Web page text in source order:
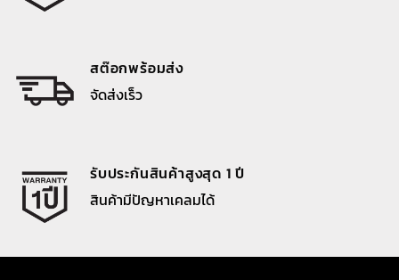
สต๊อกพร้อมส่ง
จัดส่งเร็ว
รับประกันสินค้าสูงสุด 1 ปี
สินค้ามีปัญหาเคลมได้